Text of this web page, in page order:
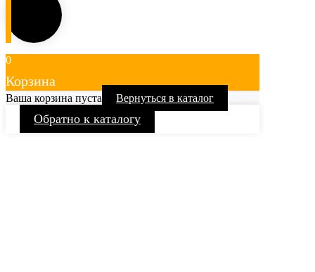
0
Корзина
Ваша корзина пуста Вернуться в каталог
Обратно к каталогу